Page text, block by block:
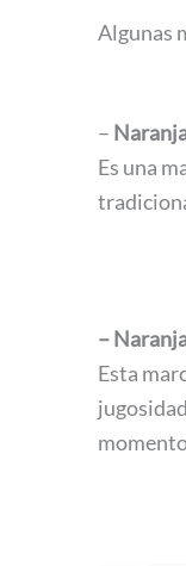
Algunas
–
Es una
–
Esta